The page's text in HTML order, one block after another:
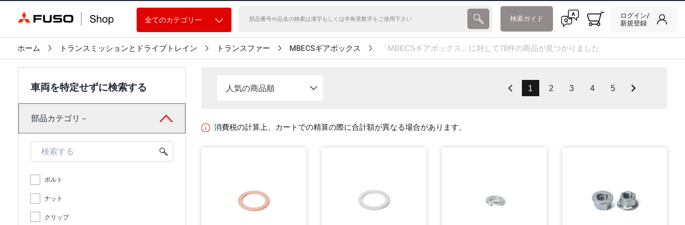
全てのカテゴリー 検索ガイド
ログイン/
新規登録
ホーム トランスミッションとドライブトレイン トランスファー MBECSギアボックス 「MBECSギアボックス」に対して78件の商品が見つかりました
車両を特定せずに検索する
部品カテゴリ－
ボルト
ナット
クリップ
人気の商品順 1 2 3 4 5
消費税の計算上、カートでの精算の際に合計額が異なる場合があります。